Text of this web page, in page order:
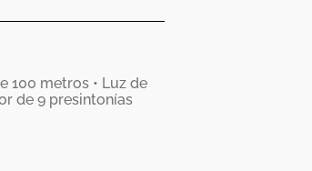
100 metros • Luz de
de 9 presintonías